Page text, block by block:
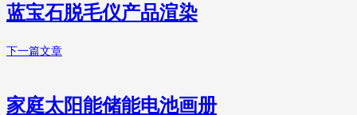
蓝宝石脱毛仪产品渲染
下一篇文章
家庭太阳能储能电池画册